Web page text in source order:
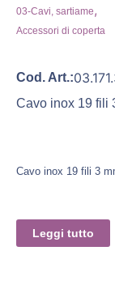
03-Cavi, sartiame,
Accessori di coperta
Cod. Art.:
Cavo inox 19 fili
Cavo inox 19 fili 3
Leggi tutto